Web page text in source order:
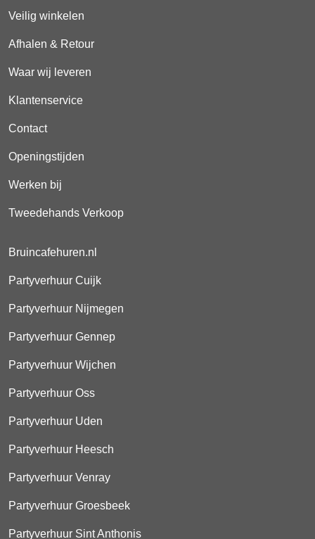
Veilig winkelen
Afhalen & Retour
Waar wij leveren
Klantenservice
Contact
Openingstijden
Werken bij
Tweedehands Verkoop
Bruincafehuren.nl
Partyverhuur Cuijk
Partyverhuur Nijmegen
Partyverhuur Gennep
Partyverhuur Wijchen
Partyverhuur Oss
Partyverhuur Uden
Partyverhuur Heesch
Partyverhuur Venray
Partyverhuur Groesbeek
Partyverhuur Sint Anthonis